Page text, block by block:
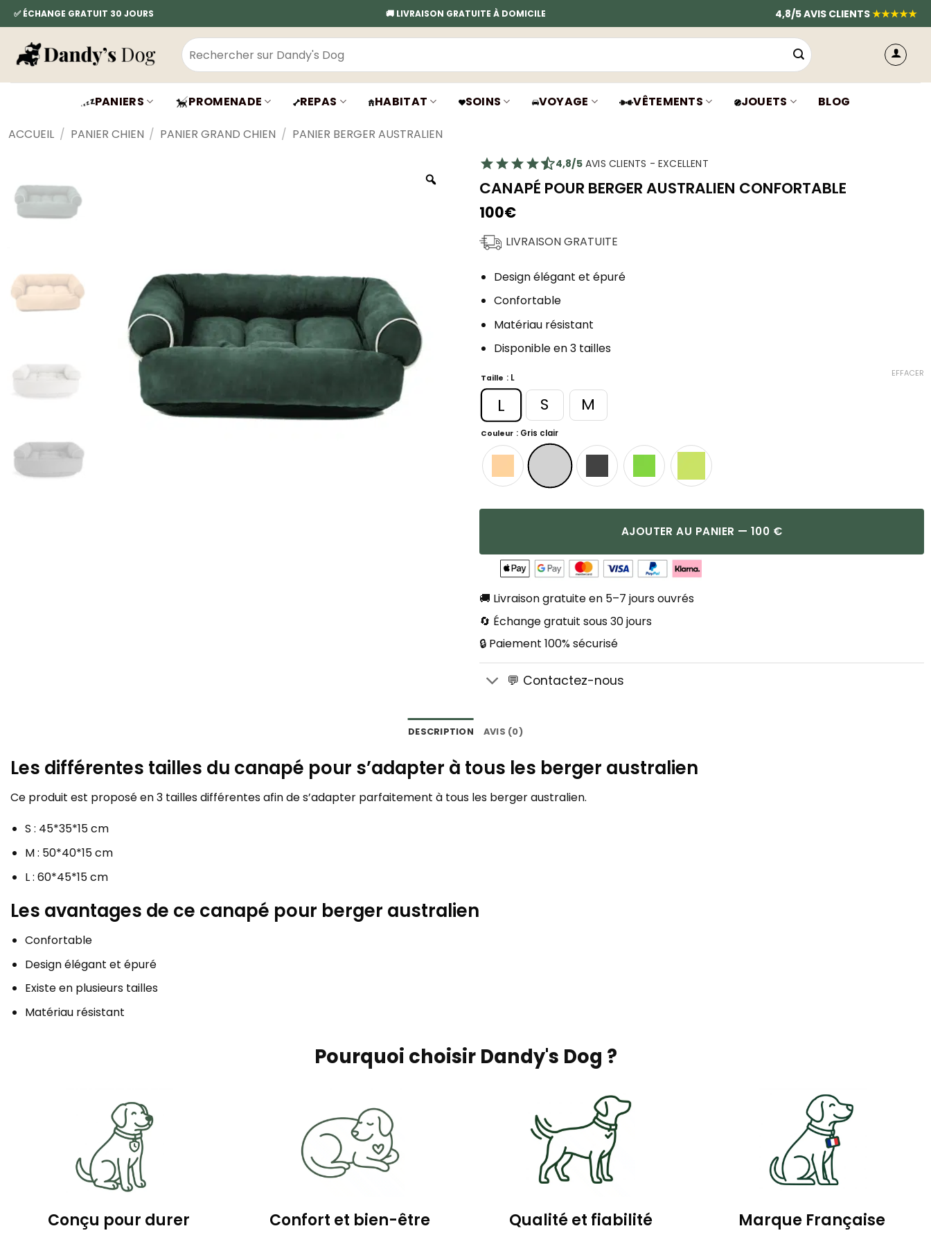
Passer
au
contenu
✅ ÉCHANGE GRATUIT 30 JOURS 🚚 LIVRAISON GRATUITE À DOMICILE 4,8/5 AVIS CLIENTS★★★★★
Recherche
pour :
PANIERS PROMENADE REPAS HABITAT SOINS VOYAGE VÊTEMENTS JOUETS BLOG
ACCUEIL / PANIER CHIEN / PANIER GRAND CHIEN / PANIER BERGER AUSTRALIEN
4,8/5AVIS CLIENTS - EXCELLENT
CANAPÉ POUR BERGER AUSTRALIEN CONFORTABLE
100€
LIVRAISON GRATUITE
Design élégant et épuré
Confortable
Matériau résistant
Disponible en 3 tailles
Taille : L
L S M
Couleur : Gris clair
EFFACER
AJOUTER AU PANIER — 100 €
🚚 Livraison gratuite en 5–7 jours ouvrés
🔄 Échange gratuit sous 30 jours
🔒 Paiement 100% sécurisé
💬 Contactez-nous
DESCRIPTION AVIS (0)
Les différentes tailles du canapé pour s’adapter à tous les berger australien
Ce produit est proposé en 3 tailles différentes afin de s’adapter parfaitement à tous les berger australien.
S : 45*35*15 cm
M : 50*40*15 cm
L : 60*45*15 cm
Les avantages de ce canapé pour berger australien
Confortable
Design élégant et épuré
Existe en plusieurs tailles
Matériau résistant
Pourquoi choisir Dandy's Dog ?
Conçu pour durer Confort et bien-être Qualité et fiabilité Marque Française